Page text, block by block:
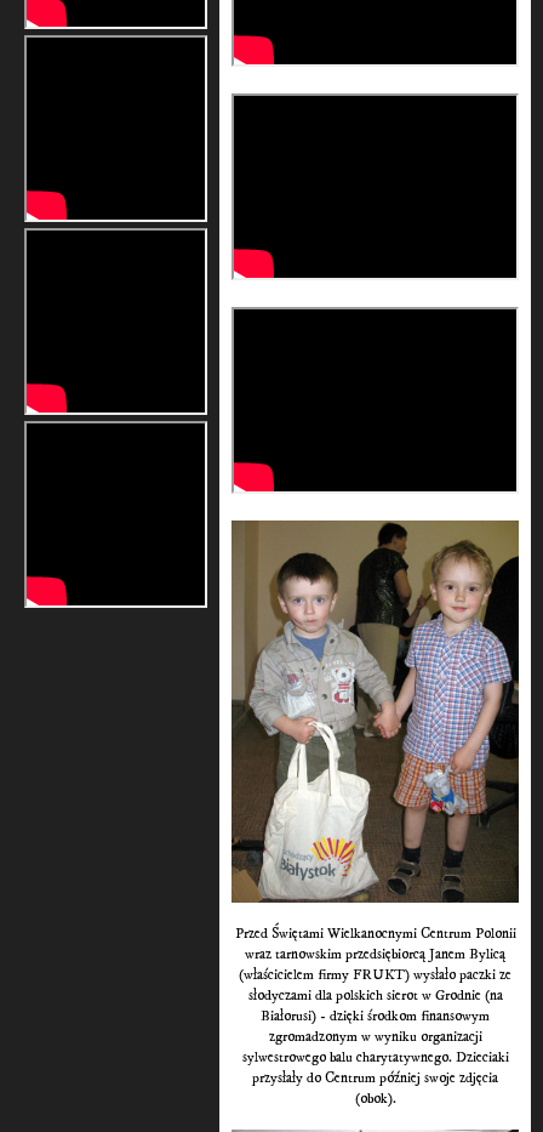
Przed Świętami Wielkanocnymi Centrum Polonii
wraz tarnowskim przedsiębiorcą Janem Bylicą
(właścicielem firmy FRUKT) wysłało paczki ze
słodyczami dla polskich sierot w Grodnie (na
Białorusi) - dzięki środkom finansowym
zgromadzonym w wyniku organizacji
sylwestrowego balu charytatywnego. Dzieciaki
przysłały do Centrum później swoje zdjęcia
(obok).